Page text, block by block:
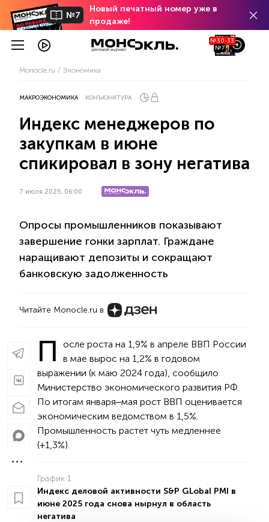
№7
Новый печатный номер уже в
продаже!
№30-33
№7
Monocle.ru Экономика
МАКРОЭКОНОМИКА КОНЪЮНКТУРА
Индекс менеджеров по
закупкам в июне
спикировал в зону негатива
7 июля 2025, 06:00
Опросы промышленников показывают
завершение гонки зарплат. Граждане
наращивают депозиты и сокращают
банковскую задолженность
Читайте Monocle.ru в
П
осле роста на 1,9% в апреле ВВП России
в мае вырос на 1,2% в годовом
выражении (к маю 2024 года), сообщило
Министерство экономического развития РФ.
По итогам января‒мая рост ВВП оценивается
экономическим ведомством в 1,5%.
Промышленность растет чуть медленнее
(+1,3%).
График 1
Индекс деловой активности S&P GLobal PMI в
июне 2025 года снова нырнул в область
негатива